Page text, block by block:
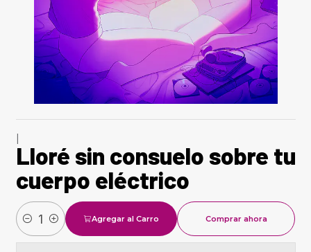
Lloré sin consuelo sobre tu
cuerpo eléctrico
Cantidad
Agregar al Carro Comprar ahora